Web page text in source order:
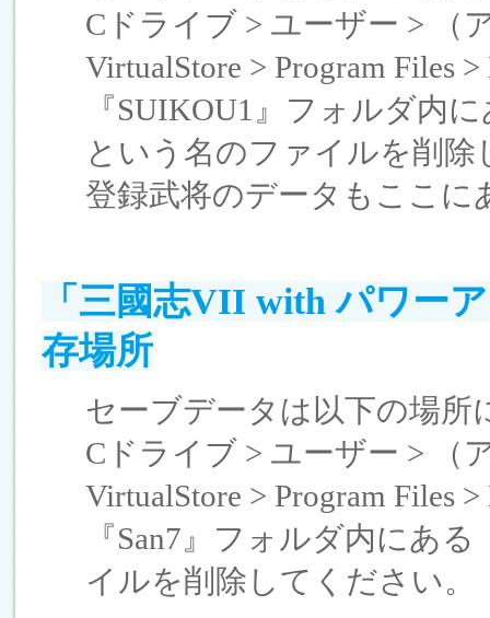
Cドライブ > ユーザー > （
VirtualStore > Program Files
『SUIKOU1』フォルダ内
という名のファイルを削除
登録武将のデータもここに
「三國志VII with パワー
存場所
セーブデータは以下の場所
Cドライブ > ユーザー > （
VirtualStore > Program Files
『San7』フォルダ内にあ
イルを削除してください。